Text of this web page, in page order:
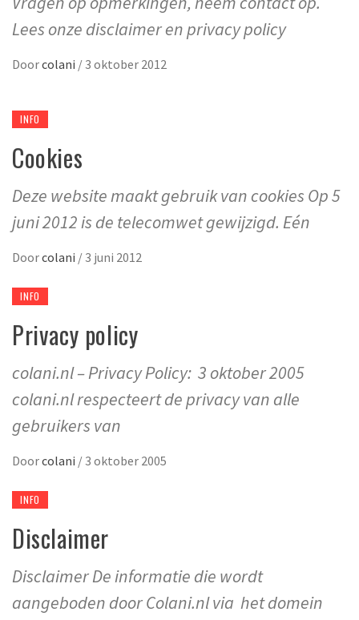
Lees onze disclaimer en privacy policy
Doorcolani / 3 oktober 2012
INFO
Cookies
Deze website maakt gebruik van cookies Op 5
juni 2012 is de telecomwet gewijzigd. Eén
Doorcolani / 3 juni 2012
INFO
Privacy policy
colani.nl – Privacy Policy: 3 oktober 2005
colani.nl respecteert de privacy van alle
gebruikers van
Doorcolani / 3 oktober 2005
INFO
Disclaimer
Disclaimer De informatie die wordt
aangeboden door Colani.nl via het domein